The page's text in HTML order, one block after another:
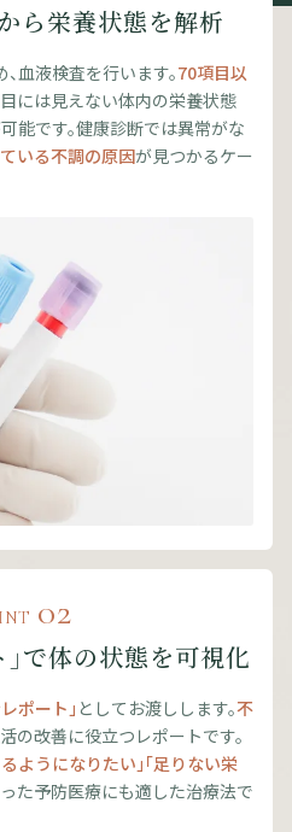
ら栄養状態を解析
血液検査を行います。70項目以
目には見えない体内の栄養状態
能です。健康診断では異常がな
いる不調の原因が見つかるケー
02
で体の状態を可視化
ポート」 としてお渡しします。不
の改善に役立つレポートです。
ようになりたい」「足りない栄
た予防医療にも適した治療法で